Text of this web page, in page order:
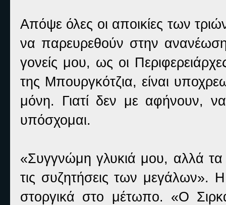
Απόψε όλες οι αποικίες των
να παρευρεθούν στην
γονείς μου, ως οι
της Μπουργκότζια, είναι
μόνη. Γιατί δεν με αφήνουν,
υπόσχομαι.
«Συγγνώμη γλυκιά μου, αλλά
τις συζητήσεις των μεγάλων».
στοργικά στο μέτωπο. «Ο